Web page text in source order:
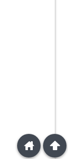
arrowup
home